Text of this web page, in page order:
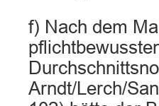
f) Nach dem
Arndt/Lerch/